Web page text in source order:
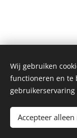
Alle
Mogelijk
Wij gebruiken
functioneren en te
gebruikerservaring
Accepteer